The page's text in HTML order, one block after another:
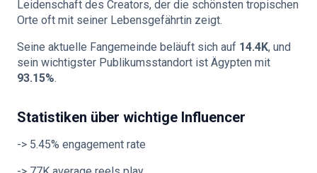
Leidenschaft des Creators, der die schönsten tropischen
Orte oft mit seiner Lebensgefährtin zeigt.
Seine aktuelle Fangemeinde beläuft sich auf 14.4K, und
sein wichtigster Publikumsstandort ist Ägypten mit
93.15%.
Statistiken über wichtige Influencer
-> 5.45% engagement rate